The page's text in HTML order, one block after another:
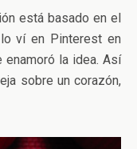
está basado en el
ví en Pinterest en
la idea. Así
sobre un corazón,